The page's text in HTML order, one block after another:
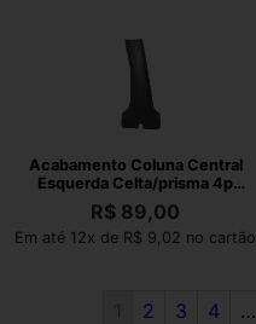
Acabamento Coluna Central
Esquerda Celta/prisma 4p
03/12 Cinza
R$ 89,00
Em até 12x de R$ 9,02 no cartão
1 2 3 4 …